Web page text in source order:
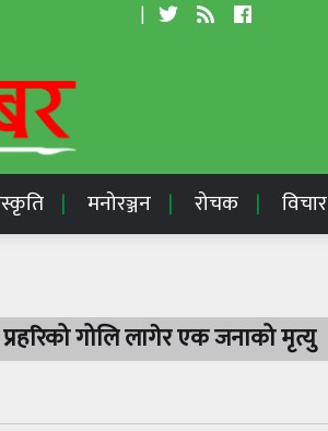
|
मनोरञ्जन रोचक विचार
गोलि लागेर एक जनाको मृत्यु